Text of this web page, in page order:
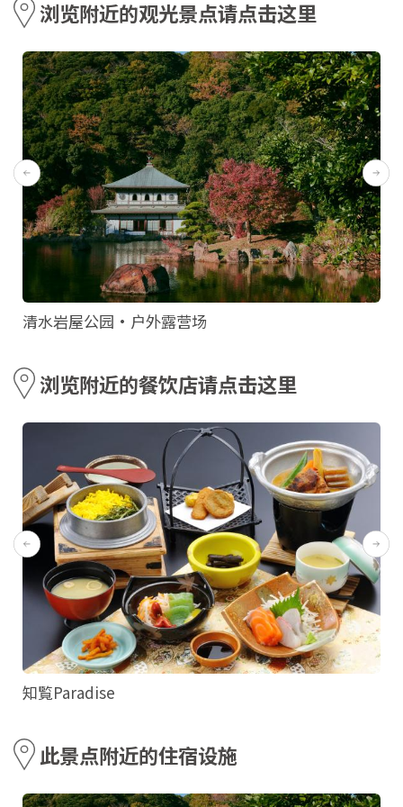
浏览附近的观光景点请点击这里
清水岩屋公园·户外露营场
浏览附近的餐饮店请点击这里
知覧Paradise
此景点附近的住宿设施